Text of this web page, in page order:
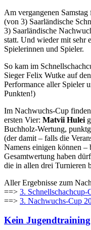
Am vergangenen
(von 3) Saarländische
3) Saarländische
statt. Und wieder mit sehr
Spielerinnen und Spieler.
So kam im
Sieger Felix Wutke auf
Performance aller Spieler
Punkten!)
Im Nachwuchs-Cup
ersten Vier: Matvii Hulei
Buchholz-Wertung,
(der damit – falls die
Namens einigen können –
Gesamtwertung haben
die in allen drei Turnieren
Aller Ergebnisse zum
==> 3. Schnellschachcup-
==> 3. Nachwuchs-Cup
Kein Jugendtraining